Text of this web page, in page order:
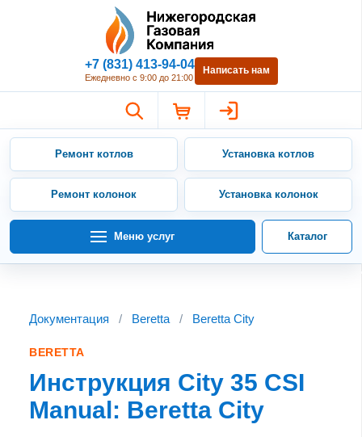
Нижегородская Газовая
+7 (831) 413-94-04
Ежедневно с 9:00 до 21:00
Написать нам
Ремонт котлов Установка котлов
Ремонт колонок Установка колонок
Меню услуг Каталог
Документация / Beretta / Beretta City
BERETTA
Инструкция City 35 CSI
Manual: Beretta City